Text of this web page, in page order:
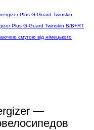
Plus G-Guard Twinskin B/B+RT
смугою від німецького
—